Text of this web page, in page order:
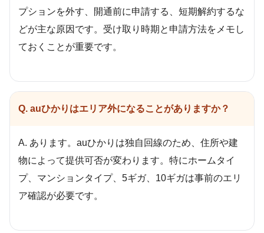
プションを外す、開通前に申請する、短期解約するな
どが主な原因です。受け取り時期と申請方法をメモし
ておくことが重要です。
Q. auひかりはエリア外になることがありますか？
A. あります。auひかりは独自回線のため、住所や建
物によって提供可否が変わります。特にホームタイ
プ、マンションタイプ、5ギガ、10ギガは事前のエリ
ア確認が必要です。